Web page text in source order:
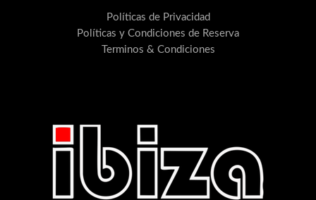
Políticas de Privacidad
Políticas y Condiciones de Reserva
Terminos & Condiciones